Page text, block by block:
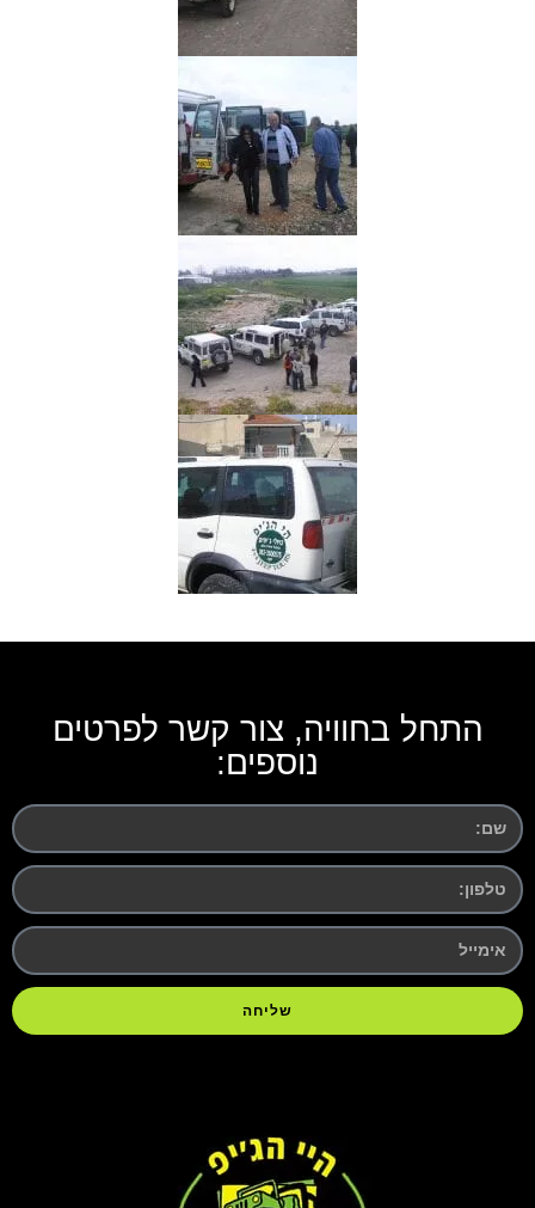
התחל בחוויה, צור קשר לפרטים
נוספים:
שליחה